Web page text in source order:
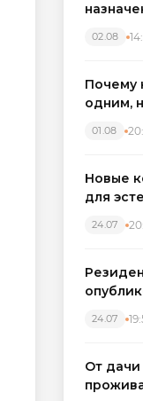
02.08
Почему
одним,
01.08
Новые
для
24.07
24.07
От